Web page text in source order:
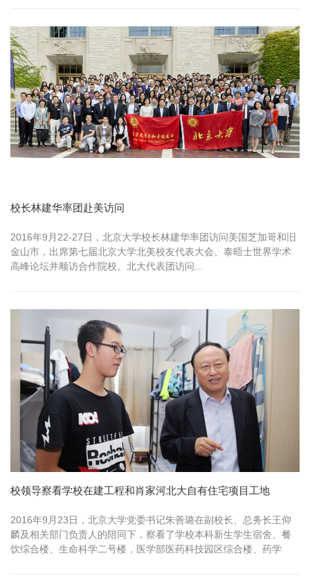
校长林建华率团赴美访问
2016年9月22-27日，北京大学校长林建华率团访问美国芝加哥和旧
金山市，出席第七届北京大学北美校友代表大会、泰晤士世界学术
高峰论坛并顺访合作院校。北大代表团访问...
校领导察看学校在建工程和肖家河北大自有住宅项目工地
2016年9月23日，北京大学党委书记朱善璐在副校长、总务长王仰
麟及相关部门负责人的陪同下，察看了学校本科新生学生宿舍、餐
饮综合楼、生命科学二号楼，医学部医药科技园区综合楼、药学